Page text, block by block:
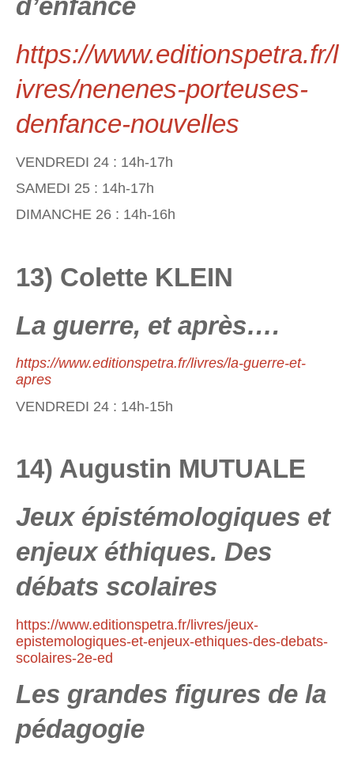
d’enfance
https://www.editionspetra.fr/l
ivres/nenenes-porteuses-
denfance-nouvelles
VENDREDI 24 : 14h-17h
SAMEDI 25 : 14h-17h
DIMANCHE 26 : 14h-16h
13) Colette KLEIN
La guerre, et après….
https://www.editionspetra.fr/livres/la-guerre-et-
apres
VENDREDI 24 : 14h-15h
14) Augustin MUTUALE
Jeux épistémologiques et
enjeux éthiques. Des
débats scolaires
https://www.editionspetra.fr/livres/jeux-
epistemologiques-et-enjeux-ethiques-des-debats-
scolaires-2e-ed
Les grandes figures de la
pédagogie